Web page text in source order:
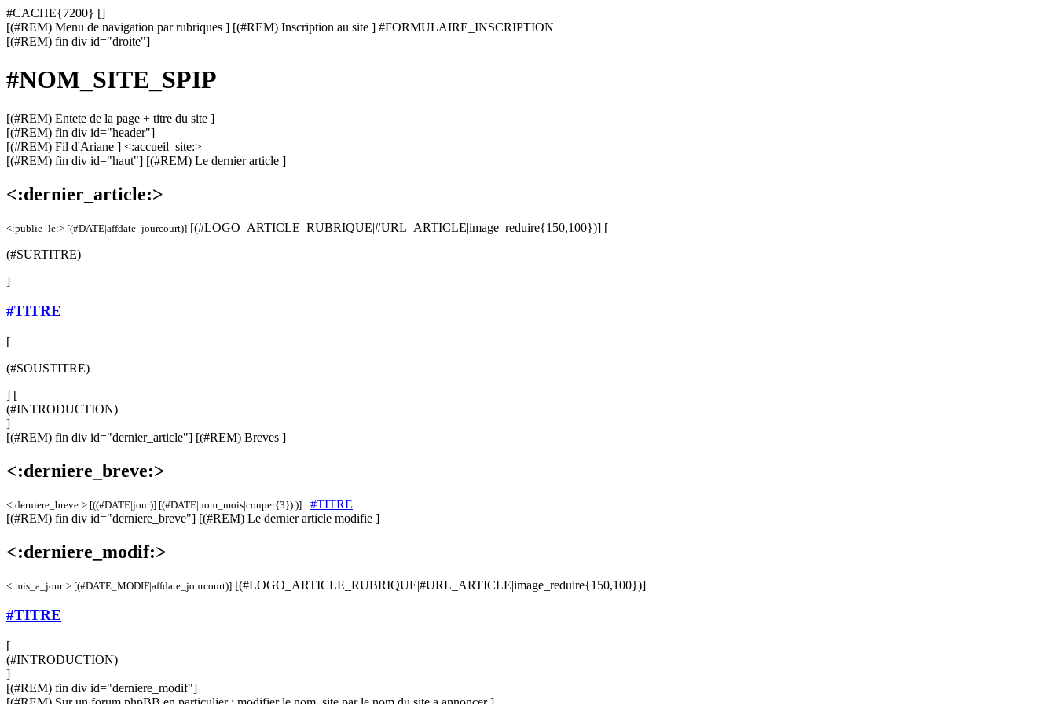
#CACHE{7200} []
[(#REM) Menu de navigation par rubriques ] [(#REM) Inscription au site ] #FORMULAIRE_INSCRIPTION
[(#REM) fin div id="droite"]
#NOM_SITE_SPIP
[(#REM) Entete de la page + titre du site ]
[(#REM) fin div id="header"]
[(#REM) Fil d'Ariane ] <:accueil_site:>
[(#REM) fin div id="haut"] [(#REM) Le dernier article ]
<:dernier_article:>
<:publie_le:> [(#DATE|affdate_jourcourt)] [(#LOGO_ARTICLE_RUBRIQUE|#URL_ARTICLE|image_reduire{150,100})] [
(#SURTITRE)
]
#TITRE
[
(#SOUSTITRE)
] [
(#INTRODUCTION)
]
[(#REM) fin div id="dernier_article"] [(#REM) Breves ]
<:derniere_breve:>
<:derniere_breve:> [((#DATE|jour)] [(#DATE|nom_mois|couper{3}).)] : #TITRE
[(#REM) fin div id="derniere_breve"] [(#REM) Le dernier article modifie ]
<:derniere_modif:>
<:mis_a_jour:> [(#DATE_MODIF|affdate_jourcourt)] [(#LOGO_ARTICLE_RUBRIQUE|#URL_ARTICLE|image_reduire{150,100})]
#TITRE
[
(#INTRODUCTION)
]
[(#REM) fin div id="derniere_modif"]